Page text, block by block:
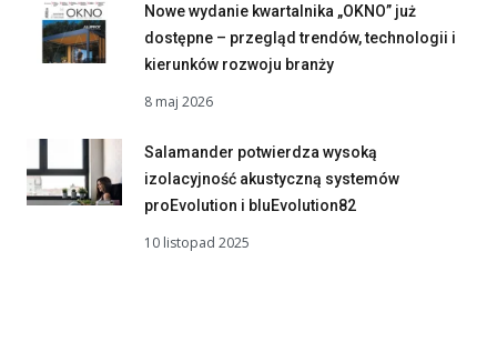
Nowe wydanie kwartalnika „OKNO” już
dostępne – przegląd trendów, technologii i
kierunków rozwoju branży
8 maj 2026
Salamander potwierdza wysoką
izolacyjność akustyczną systemów
proEvolution i bluEvolution82
10 listopad 2025